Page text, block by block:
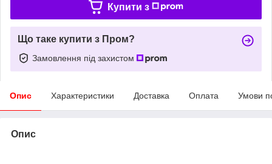
Купити з
Що таке купити з Пром?
Замовлення під захистом
Опис Характеристики Доставка Оплата Умови
Опис